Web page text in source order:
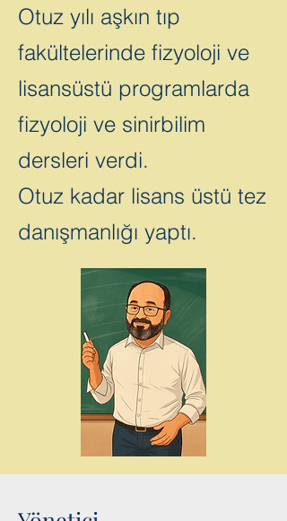
Otuz yılı aşkın tıp
fakültelerinde fizyoloji ve
lisansüstü programlarda
fizyoloji ve sinirbilim
dersleri verdi.
Otuz kadar lisans üstü tez
danışmanlığı yaptı.